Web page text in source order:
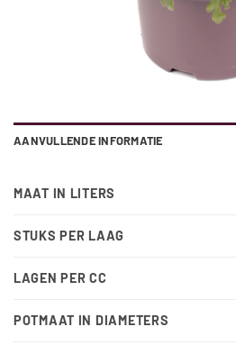
AANVULLENDE INFORMATIE
MAAT IN LITERS
STUKS PER LAAG
LAGEN PER CC
POTMAAT IN DIAMETERS